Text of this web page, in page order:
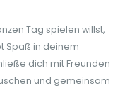
Tag spielen willst,
Spaß in deinem
dich mit Freunden
und gemeinsam